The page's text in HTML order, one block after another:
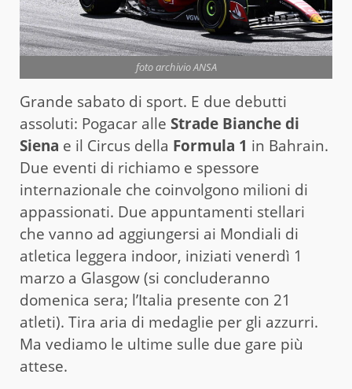
foto archivio ANSA
Grande sabato di sport. E due debutti
assoluti: Pogacar alle Strade Bianche di
Siena e il Circus della Formula 1 in Bahrain.
Due eventi di richiamo e spessore
internazionale che coinvolgono milioni di
appassionati. Due appuntamenti stellari
che vanno ad aggiungersi ai Mondiali di
atletica leggera indoor, iniziati venerdì 1
marzo a Glasgow (si concluderanno
domenica sera; l’Italia presente con 21
atleti). Tira aria di medaglie per gli azzurri.
Ma vediamo le ultime sulle due gare più
attese.